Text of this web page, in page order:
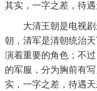
其实，一字之差，待遇
大清王朝是电视
朝，清军是清朝统治
演着重要的角色；不
的军服，分为胸前有
实，一字之差，待遇天